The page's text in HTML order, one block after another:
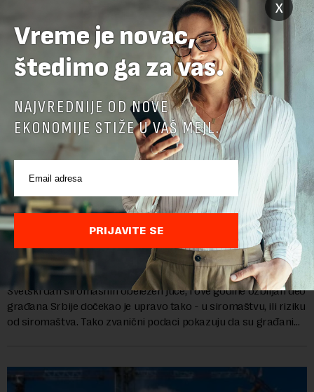
Svaka treća kuća u Srbiji nema novca ni za kakav
godišnji odmor, svaka sedma ni za parče mesa
Svetski dan siromašnih obeležen juče, i ove godine ozbiljan deo
građana Srbije dočekao je upravo tako - u siromaštvu, ili riziku
od siromaštva. Tako zvanični podaci pokazuju da su građani
x
Vreme je novac,
štedimo ga za vas.
NAJVREDNIJE OD NOVE
EKONOMIJE STIŽE U VAŠ MEJL.
PRIJAVITE SE